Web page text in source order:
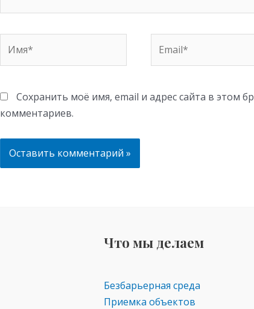
Сохранить моё имя, email и адрес сайта в этом
комментариев.
Что мы делаем
Безбарьерная среда
Приемка объектов